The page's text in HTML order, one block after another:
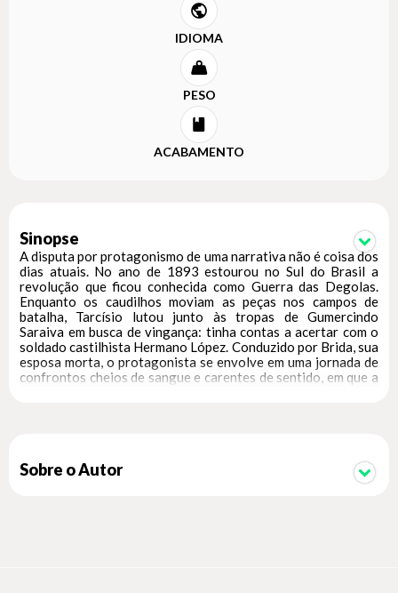
IDIOMA
PESO
ACABAMENTO
Sinopse
A disputa por protagonismo de uma narrativa não é coisa dos
dias atuais. No ano de 1893 estourou no Sul do Brasil a
revolução que ficou conhecida como Guerra das Degolas.
Enquanto os caudilhos moviam as peças nos campos de
batalha, Tarcísio lutou junto às tropas de Gumercindo
Saraiva em busca de vingança: tinha contas a acertar com o
soldado castilhista Hermano López. Conduzido por Brida, sua
esposa morta, o protagonista se envolve em uma jornada de
confrontos cheios de sangue e carentes de sentido, em que a
por homens que, em última instância, defendiam seus próprios
interesses. Nessa defesa, as pessoas comuns dos campos
Sobre o Autor